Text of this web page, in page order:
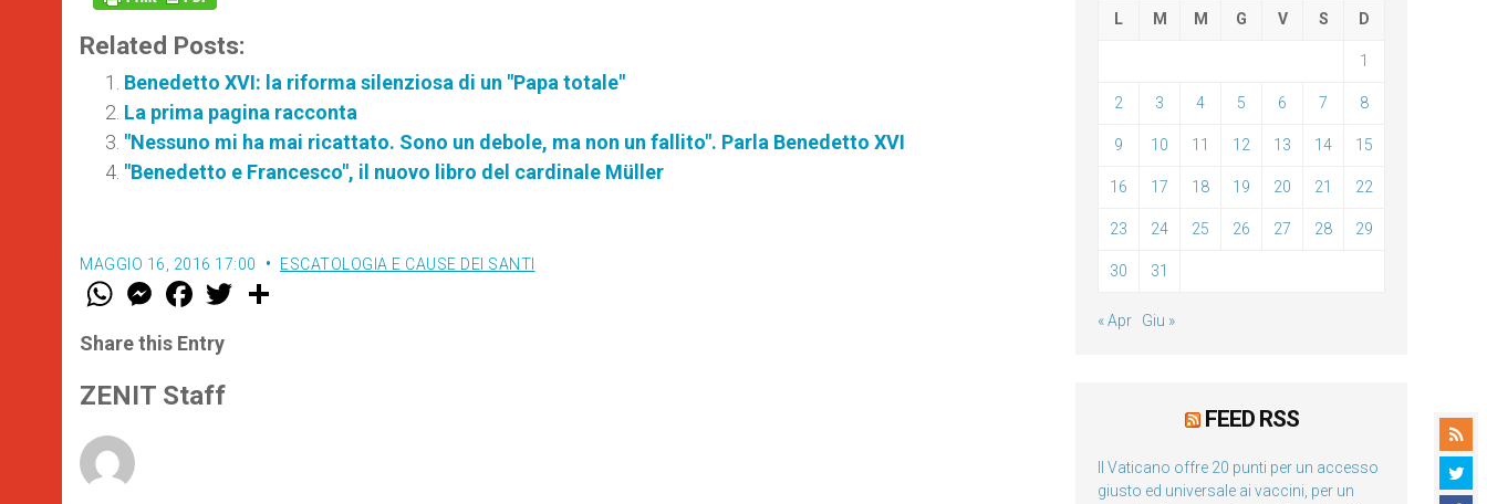
Related Posts:
Benedetto XVI: la riforma silenziosa di un "Papa totale"
La prima pagina racconta
"Nessuno mi ha mai ricattato. Sono un debole, ma non un fallito". Parla Benedetto XVI
"Benedetto e Francesco", il nuovo libro del cardinale Müller
MAGGIO 16, 2016 17:00 ESCATOLOGIA E CAUSE DEI SANTI
W
t
s
p
p
M
e
s
e
g
e
F
a
e
b
o
k
w
Share this Entry
ZENIT Staff
L M M G V S D
1
2 3 4 5 6 7 8
9 10 11 12 13 14 15
16 17 18 19 20 21 22
23 24 25 26 27 28 29
30 31
« Apr Giu »
FEED RSS
Il Vaticano offre 20 punti per un accesso
giusto ed universale ai vaccini, per un